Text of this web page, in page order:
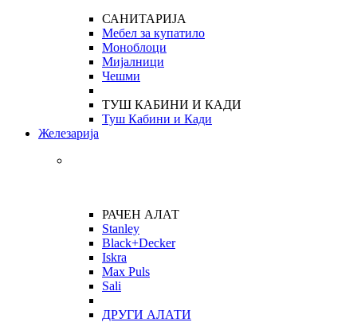
САНИТАРИЈА
Мебел за купатило
Моноблоци
Мијалници
Чешми
ТУШ КАБИНИ И КАДИ
Туш Кабини и Кади
Железарија
РАЧЕН АЛАТ
Stanley
Black+Decker
Iskra
Max Puls
Sali
ДРУГИ АЛАТИ